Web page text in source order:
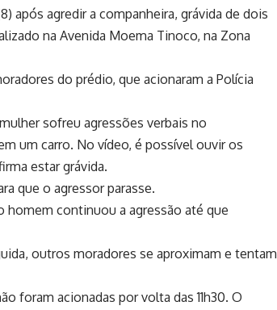
após agredir a companheira, grávida de dois
na Avenida Moema Tinoco, na Zona
do prédio, que acionaram a Polícia
sofreu agressões verbais no
um carro. No vídeo, é possível ouvir os
estar grávida.
que o agressor parasse.
homem continuou a agressão até que
outros moradores se aproximam e tentam
foram acionadas por volta das 11h30. O